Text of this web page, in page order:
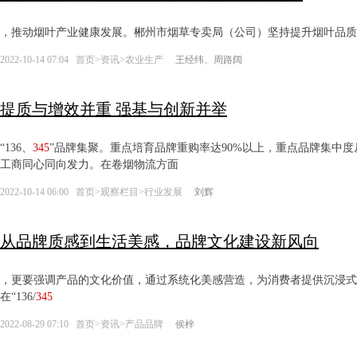
，推动烟叶产业健康发展。郴州市烟草专卖局（公司）坚持提升烟叶品
2022-10-14 07:04 首页>资讯>农业生产 王经纬、周路阔
提质与增效并重 强基与创新并举
“136、 345”品牌集聚。重点培育品牌重购率达90%以上，重点品牌集中
工商同心同向发力。在卷烟物流方面
2022-10-14 06:00 首页>观察栏目 >行业发展 刘辉
从品牌质感到生活美感，品牌文化建设新风向
，更要强调产品的文化价值，通过系统化美感营造，为消费者提供沉
在“136/345
2022-08-29 07:10 首页>资讯>产品品牌 侯梓